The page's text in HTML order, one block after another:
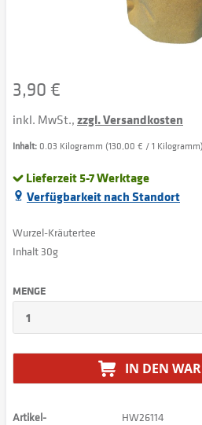
3,90 €
inkl. MwSt.,zzgl. Versandkosten
Inhalt: 0.03 Kilogramm (130,00 € / 1 Kilogramm)
Lieferzeit 5-7 Werktage
Verfügbarkeit nach Standort
Wurzel-Kräutertee
Inhalt 30g
MENGE
IN DEN
Artikel-
HW26114